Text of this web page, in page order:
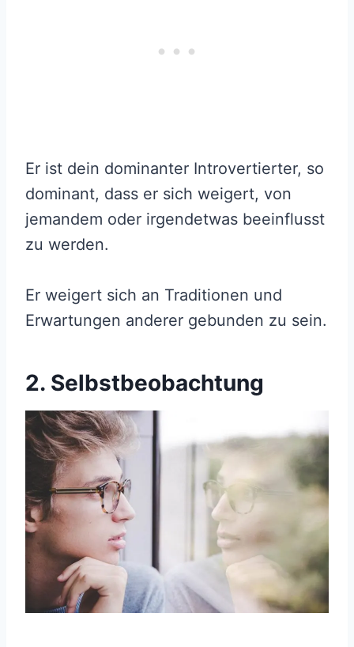
Er ist dein dominanter Introvertierter, so
dominant, dass er sich weigert, von
jemandem oder irgendetwas beeinflusst
zu werden.
Er weigert sich an Traditionen und
Erwartungen anderer gebunden zu sein.
2. Selbstbeobachtung